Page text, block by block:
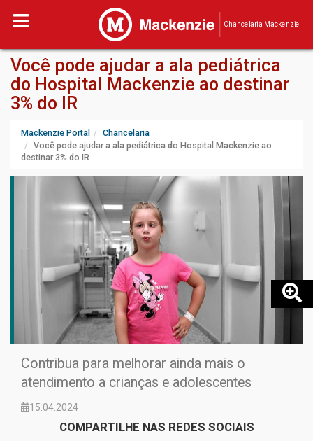
Chancelaria Mackenzie
Você pode ajudar a ala pediátrica
do Hospital Mackenzie ao destinar
3% do IR
Mackenzie Portal
Chancelaria
Você pode ajudar a ala pediátrica do Hospital Mackenzie ao
destinar 3% do IR
Contribua para melhorar ainda mais o
atendimento a crianças e adolescentes
15.04.2024
COMPARTILHE NAS REDES SOCIAIS